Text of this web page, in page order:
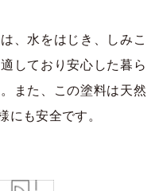
、水をはじき、しみこ
しており安心した暮ら
また、この塗料は天然
にも安全です。